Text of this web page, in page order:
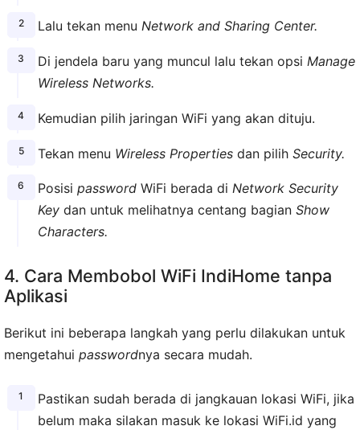
Lalu tekan menu Network and Sharing Center.
Di jendela baru yang muncul lalu tekan opsi Manage
Wireless Networks.
Kemudian pilih jaringan WiFi yang akan dituju.
Tekan menu Wireless Propertiesdan pilih Security.
Posisi passwordWiFi berada di Network Security
Keydan untuk melihatnya centang bagian Show
Characters.
4. Cara Membobol WiFi IndiHome tanpa
Aplikasi
Berikut ini beberapa langkah yang perlu dilakukan untuk
mengetahui passwordnya secara mudah.
Pastikan sudah berada di jangkauan lokasi WiFi, jika
belum maka silakan masuk ke lokasi WiFi.id yang